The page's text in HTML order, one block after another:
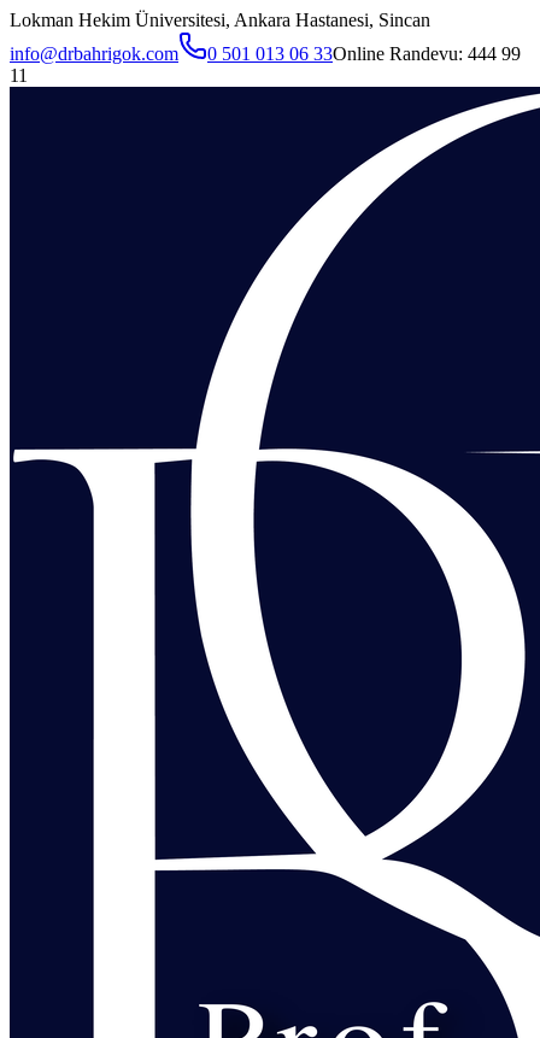
Lokman Hekim Üniversitesi, Ankara Hastanesi, Sincan
info@drbahrigok.com
0 501 013 06 33Online Randevu: 444 99
11